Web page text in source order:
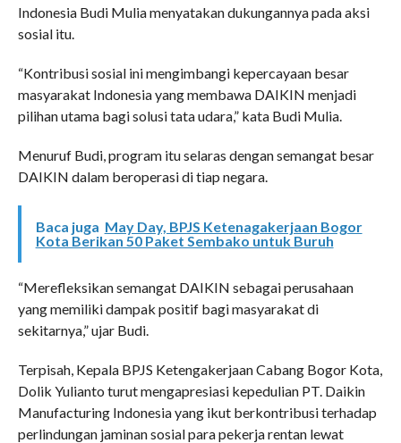
Indonesia Budi Mulia menyatakan dukungannya pada aksi
sosial itu.
“Kontribusi sosial ini mengimbangi kepercayaan besar
masyarakat Indonesia yang membawa DAIKIN menjadi
pilihan utama bagi solusi tata udara,” kata Budi Mulia.
Menuruf Budi, program itu selaras dengan semangat besar
DAIKIN dalam beroperasi di tiap negara.
Baca juga May Day, BPJS Ketenagakerjaan Bogor
Kota Berikan 50 Paket Sembako untuk Buruh
“Merefleksikan semangat DAIKIN sebagai perusahaan
yang memiliki dampak positif bagi masyarakat di
sekitarnya,” ujar Budi.
Terpisah, Kepala BPJS Ketengakerjaan Cabang Bogor Kota,
Dolik Yulianto turut mengapresiasi kepedulian PT. Daikin
Manufacturing Indonesia yang ikut berkontribusi terhadap
perlindungan jaminan sosial para pekerja rentan lewat